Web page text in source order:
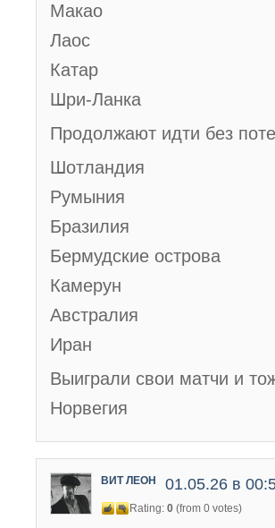
Макао
Лаос
Катар
Шри-Ланка
Продолжают идти без
Шотландия
Румыния
Бразилия
Бермудские острова
Камерун
Австралия
Иран
Выиграли свои матчи и
Норвегия
ВИТ ЛЕОН 01.05.26 в
Rating: 0 (from 0 votes)